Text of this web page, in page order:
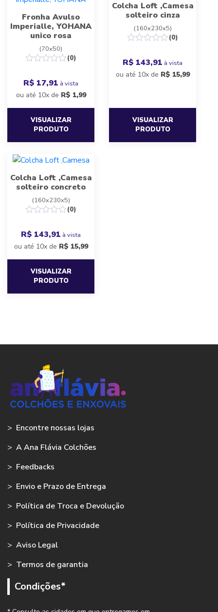
Fronha Avulso
Imperialle, YOHANA
unico rosa
(70x50)
(0)
R$ 17,91 à vista
ou até 10x de R$ 1,99
VISUALIZAR
PRODUTO
Colcha Loft ,Camesa
solteiro cinza
(160x230x5)
(0)
R$ 143,91 à vista
ou até 10x de R$ 15,99
VISUALIZAR
PRODUTO
Colcha Loft ,Camesa
solteiro concreto
(160x230x5)
(0)
R$ 143,91 à vista
ou até 10x de R$ 15,99
VISUALIZAR
PRODUTO
> Encontre nossas lojas
> A Ana Flávia Colchões
> Feedbacks
> Envio e Prazo de Entrega
> Política de Troca e Devolução
> Política de Privacidade
> Aviso Legal
> Termos de garantia
Condições*